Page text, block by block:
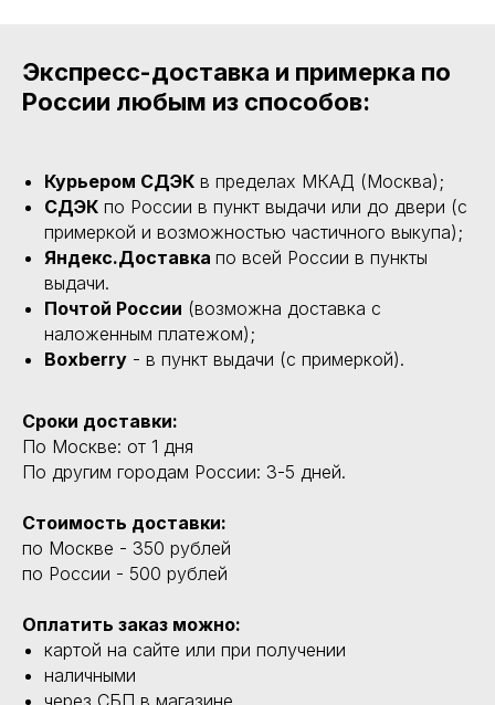
Экспресс-доставка и примерка по
России любым из способов:
Курьером СДЭК в пределах МКАД (Москва);
СДЭК по России в пункт выдачи или до двери (с
примеркой и возможностью частичного выкупа);
Яндекс.Доставка по всей России в пункты
выдачи.
Почтой России (возможна доставка с
наложенным платежом);
Boxberry - в пункт выдачи (с примеркой).
Сроки доставки:
По Москве: от 1 дня
По другим городам России: 3-5 дней.
Стоимость доставки:
по Москве - 350 рублей
по России - 500 рублей
Оплатить заказ можно:
картой на сайте или при получении
наличными
через СБП в магазине